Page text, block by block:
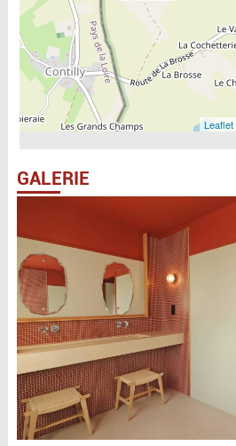
Leaflet
GALERIE